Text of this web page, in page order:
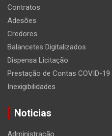
Contratos
Adesões
Credores
Balancetes Digitalizados
Dispensa Licitação
Prestação de Contas COVID-19
Inexigibilidades
Noticias
Administração